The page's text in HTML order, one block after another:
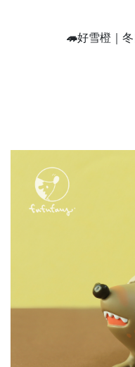
🦔好雪橙｜